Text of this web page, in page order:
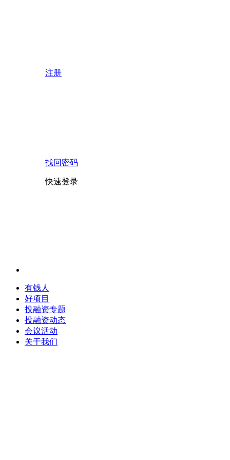
注册
找回密码
快速登录
有钱人
好项目
投融资专题
投融资动态
会议活动
关于我们